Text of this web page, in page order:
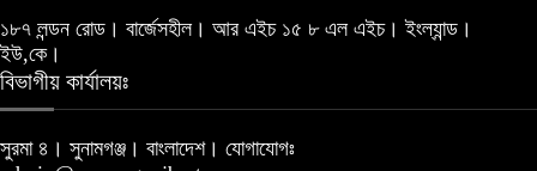
১৮৭ লন্ডন রোড। বার্জেসহীল। আর এইচ ১৫ ৮ এল এইচ। ইংল্যান্ড।
ইউ,কে।
বিভাগীয় কার্যালয়ঃ
সুরমা ৪। সুনামগঞ্জ। বাংলাদেশ। যোগাযোগঃ